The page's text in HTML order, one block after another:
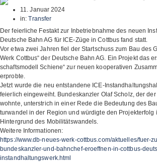
11. Januar 2024
in: Transfer
Der feierliche Festakt zur Inbetriebnahme des neuen
Deutsche Bahn AG für ICE-Züge in Cottbus fand statt.
Vor etwa zwei Jah­ren fiel der Start­schuss zum Bau des
Werk Cott­bus“ der Deut­sche Bahn AG. Ein Pro­jekt das
schafts­mo­dell Schiene“ zur neuen koope­ra­ti­ven
erprobte.
Jetzt wurde die neu ent­stan­dene ICE-
fei­er­lich ein­ge­weiht. Bun­des­kanz­ler Olaf Scholz, der
wohnte, unter­strich in einer Rede die Bedeu­tung des
tur­wan­del in der Region und wür­digte den Pro­jekt­er­folg
Hin­ter­grund des Mobilitätswandels.
Wei­tere Informationen:
https://www.db-neues-werk-cottbus.com/aktuelles/fuer-
bundeskanzler-und-bahnchef-eroeffnen-in-cottbus-
instandhaltungswerk.html